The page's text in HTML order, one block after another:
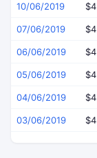
10/06/2019
07/06/2019
06/06/2019
05/06/2019
04/06/2019
03/06/2019